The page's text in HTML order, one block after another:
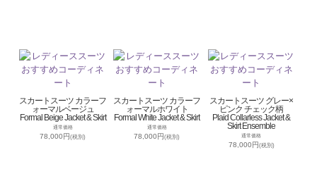
スカートスーツ カラーフ
ォーマルベージュ
Formal Beige Jacket & Skirt
通常価格
78,000円(税別)
スカートスーツ カラーフ
ォーマルホワイト
Formal White Jacket & Skirt
通常価格
78,000円(税別)
スカートスーツ グレー×
ピンク チェック柄
Plaid Collarless Jacket &
Skirt Ensemble
通常価格
78,000円(税別)